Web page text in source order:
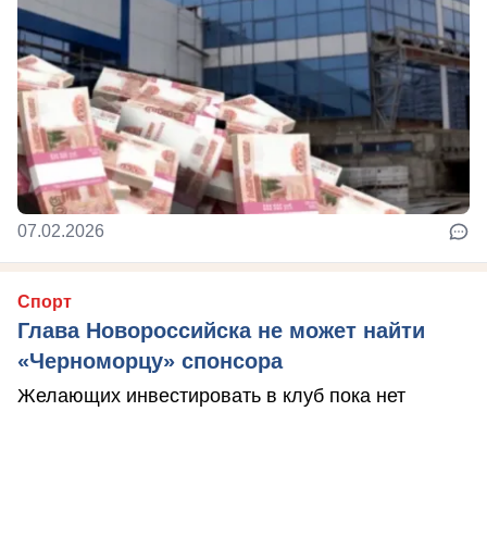
07.02.2026
Спорт
Глава Новороссийска не может найти
«Черноморцу» спонсора
Желающих инвестировать в клуб пока нет